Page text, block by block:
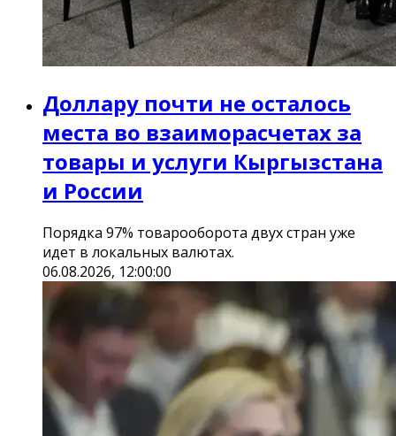
Доллару почти не осталось
места во взаиморасчетах за
товары и услуги Кыргызстана
и России
Порядка 97% товарооборота двух стран уже
идет в локальных валютах.
06.08.2026, 12:00:00